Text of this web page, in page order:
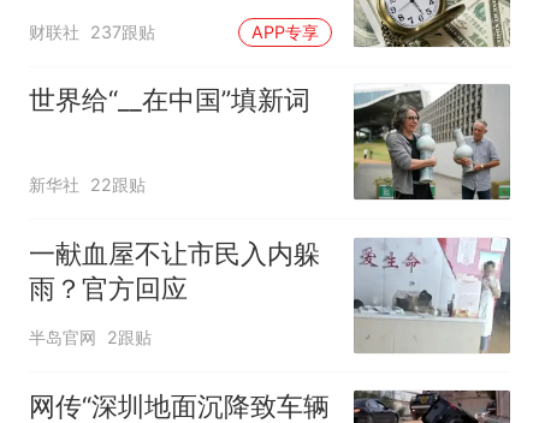
息
财联社 237跟贴 APP专享
世界给“__在中国”填新词
新华社 22跟贴
一献血屋不让市民入内躲
雨？官方回应
半岛官网 2跟贴
网传“深圳地面沉降致车辆